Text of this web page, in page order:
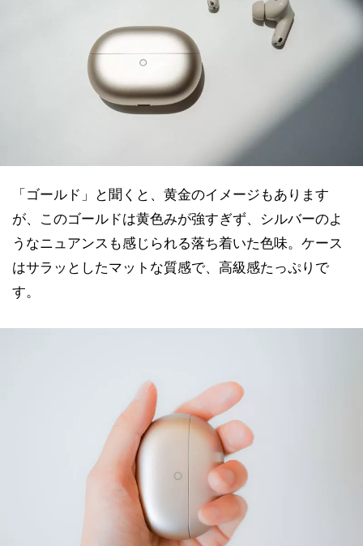
「ゴールド」と聞くと、黄金のイメージもあります
が、このゴールドは黄色みが強すぎず、シルバーのよ
うなニュアンスも感じられる落ち着いた色味。ケース
はサラッとしたマットな質感で、高級感たっぷりで
す。